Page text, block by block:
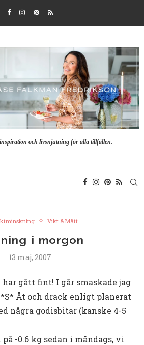
inspiration och livsnjutning för alla tillfällen.
Vikt & Mått
i morgon
13 maj, 2007
har gått fint! I går smaskade jag
Åt och drack enligt planerat
några godisbitar (kanske 4-5
-0.6 kg sedan i måndags, vi